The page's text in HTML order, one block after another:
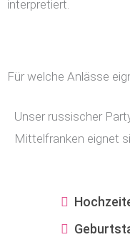
interpretiert.
Für welche Anlässe
Unser russischer
Mittelfranken eignet